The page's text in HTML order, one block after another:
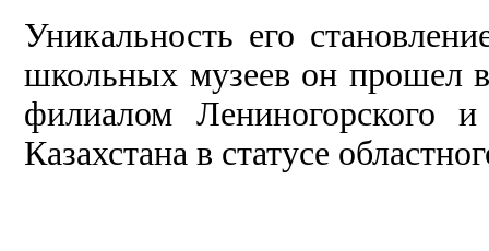
Уникальность его
школьных музеев он прошел
филиалом
Казахстана в статусе